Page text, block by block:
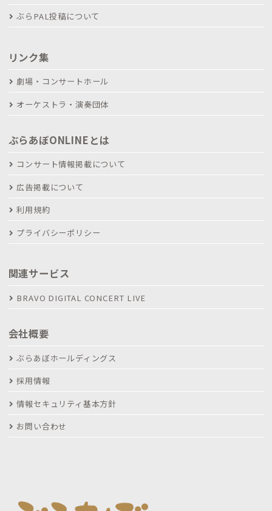
ぶらPAL投稿について
リンク集
劇場・コンサートホール
オーケストラ・演奏団体
ぶらあぼONLINEとは
コンサート情報掲載について
広告掲載について
利用規約
プライバシーポリシー
関連サービス
BRAVO DIGITAL CONCERT LIVE
会社概要
ぶらあぼホールディングス
採用情報
情報セキュリティ基本方針
お問い合わせ